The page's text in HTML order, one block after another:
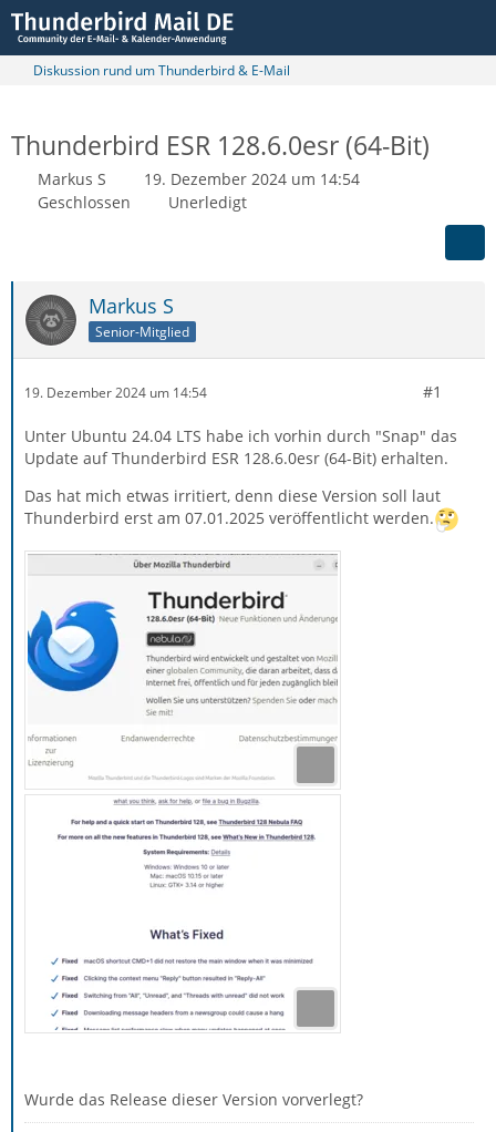
Diskussion rund um Thunderbird & E-Mail
Thunderbird ESR 128.6.0esr (64-Bit)
Markus S
19. Dezember 2024 um 14:54
Geschlossen
Unerledigt
Markus S
Senior-Mitglied
19. Dezember 2024 um 14:54 #1
Unter Ubuntu 24.04 LTS habe ich vorhin durch "Snap" das
Update auf Thunderbird ESR 128.6.0esr (64-Bit) erhalten.
Das hat mich etwas irritiert, denn diese Version soll laut
Thunderbird erst am 07.01.2025 veröffentlicht werden.
Wurde das Release dieser Version vorverlegt?